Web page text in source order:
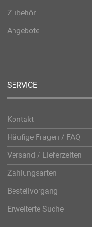
Zubehör
Angebote
SERVICE
Kontakt
Häufige Fragen / FAQ
Versand / Lieferzeiten
Zahlungsarten
Bestellvorgang
Erweiterte Suche